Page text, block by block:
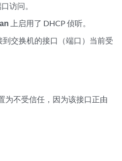
访问。
上启用了 DHCP 侦听。
到交换机的接口（端口）当前受
为不受信任，因为该接口正由